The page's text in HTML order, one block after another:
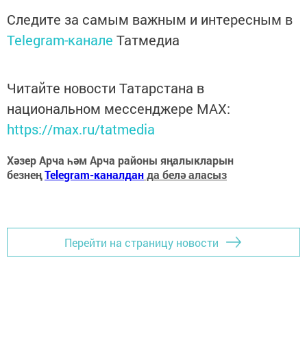
Следите за самым важным и интересным в
Telegram-канале Татмедиа
Читайте новости Татарстана в
национальном мессенджере MАХ:
https://max.ru/tatmedia
Хәзер Арча һәм Арча районы яңалыкларын
безнеңTelegram-каналданда белә аласыз
Перейти на страницу новости